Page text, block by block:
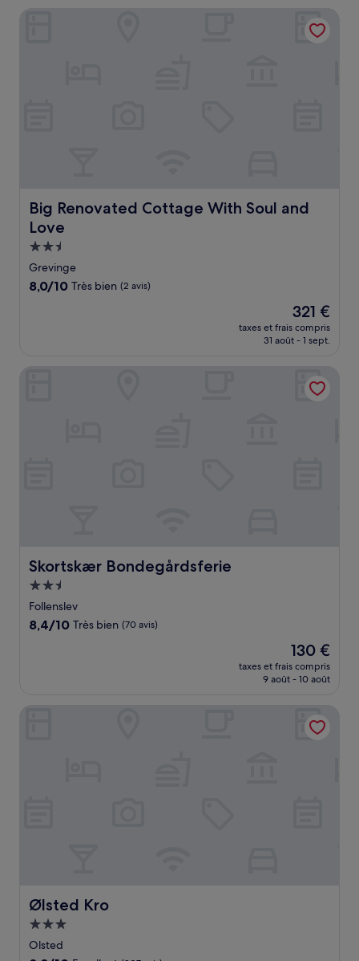
de
88 €
Big Renovated Cottage With Soul and
Love
Big Renovated Cottage With Soul and Love
Hébergement
2.5 étoiles
Grevinge
8.0
8,0/10 Très bien (2 avis)
Le
nouveau
prix
de
321 €
321 €
taxes et frais compris
31 août - 1 sept.
Skortskær Bondegårdsferie
Skortskær Bondegårdsferie
Hébergement
2.5 étoiles
Follenslev
8.4
8,4/10 Très bien (70 avis)
Le
nouveau
prix
de
130 €
130 €
taxes et frais compris
9 août - 10 août
Ølsted Kro
Ølsted Kro
Hébergement
3.0 étoiles
Olsted